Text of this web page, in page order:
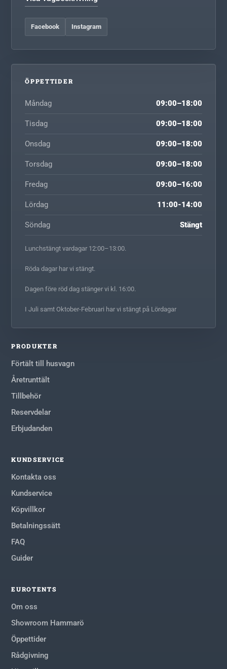
PRODUKTER
Förtält till husvagn
Åretrunttält
Tillbehör
Reservdelar
Erbjudanden
KUNDSERVICE
Kontakta oss
Kundservice
Köpvillkor
Betalningssätt
FAQ
Guider
EUROTENTS
Om oss
Showroom Hammarö
Öppettider
Rådgivning
Facebook Instagram
ÖPPETTIDER
Måndag 09:00–18:00
Tisdag 09:00–18:00
Onsdag 09:00–18:00
Torsdag 09:00–18:00
Fredag 09:00–16:00
Lördag 11:00-14:00
Söndag Stängt
Lunchstängt vardagar 12:00–13:00.
Röda dagar har vi stängt.
Dagen före röd dag stänger vi kl. 16:00.
I Juli samt Oktober-Februari har vi stängt på Lördagar